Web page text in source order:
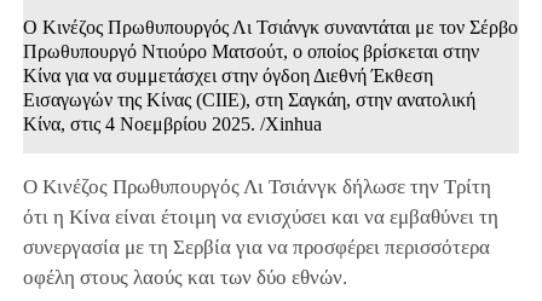
Ο Κινέζος Πρωθυπουργός Λι Τσιάνγκ συναντάται με τον Σέρβο
Πρωθυπουργό Ντιούρο Ματσούτ, ο οποίος βρίσκεται στην
Κίνα για να συμμετάσχει στην όγδοη Διεθνή Έκθεση
Εισαγωγών της Κίνας (CIIE), στη Σαγκάη, στην ανατολική
Κίνα, στις 4 Νοεμβρίου 2025. /Xinhua
Ο Κινέζος Πρωθυπουργός Λι Τσιάνγκ δήλωσε την Τρίτη
ότι η Κίνα είναι έτοιμη να ενισχύσει και να εμβαθύνει τη
συνεργασία με τη Σερβία για να προσφέρει περισσότερα
οφέλη στους λαούς και των δύο εθνών.